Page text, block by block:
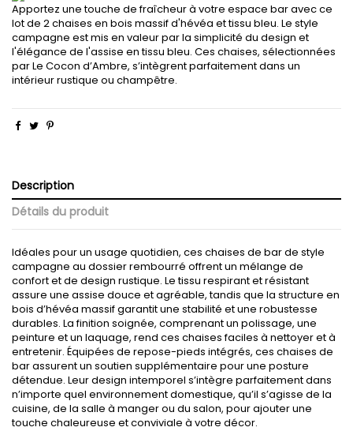
Apportez une touche de fraîcheur à votre espace bar avec ce
lot de 2 chaises en bois massif d'hévéa et tissu bleu. Le style
campagne est mis en valeur par la simplicité du design et
l'élégance de l'assise en tissu bleu. Ces chaises, sélectionnées
par Le Cocon d’Ambre, s’intègrent parfaitement dans un
intérieur rustique ou champêtre.
Description
Détails du produit
Idéales pour un usage quotidien, ces chaises de bar de style
campagne au dossier rembourré offrent un mélange de
confort et de design rustique. Le tissu respirant et résistant
assure une assise douce et agréable, tandis que la structure en
bois d’hévéa massif garantit une stabilité et une robustesse
durables. La finition soignée, comprenant un polissage, une
peinture et un laquage, rend ces chaises faciles à nettoyer et à
entretenir. Équipées de repose-pieds intégrés, ces chaises de
bar assurent un soutien supplémentaire pour une posture
détendue. Leur design intemporel s’intègre parfaitement dans
n’importe quel environnement domestique, qu’il s’agisse de la
cuisine, de la salle à manger ou du salon, pour ajouter une
touche chaleureuse et conviviale à votre décor.